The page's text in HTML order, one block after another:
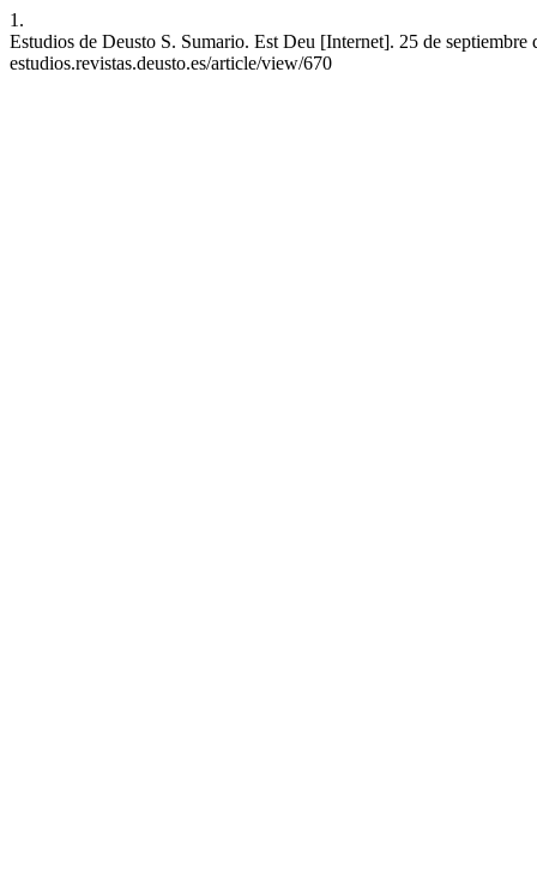
1.
Estudios de Deusto S. Sumario. Est Deu [Internet]. 25 de
estudios.revistas.deusto.es/article/view/670